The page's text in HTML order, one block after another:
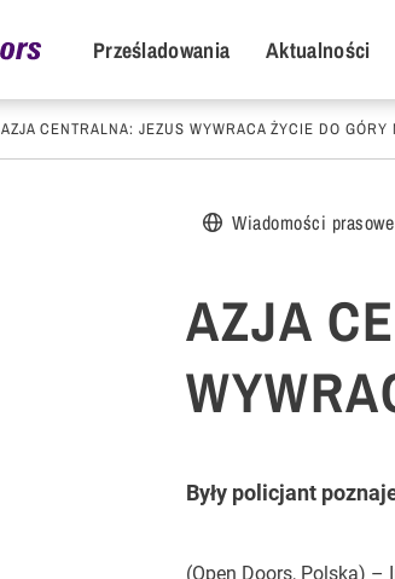
POI Primary Menu
Prześladowania Aktualności
AZJA CENTRALNA: JEZUS WYWRACA ŻYCIE DO GÓRY
Wiadomości prasowe
AZJA
Były policjant
(Open Doors, Polska) –